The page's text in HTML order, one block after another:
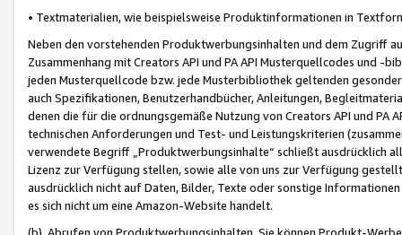
• Textmaterialien, wie beispielsweise Produktinformationen in
Neben den vorstehenden Produktwerbungsinhalten und dem Zugriff
Zusammenhang mit Creators API und PA API Musterquellcodes und
jeden Musterquellcode bzw. jede Musterbibliothek geltenden
auch Spezifikationen, Benutzerhandbücher, Anleitungen,
denen die für die ordnungsgemäße Nutzung von Creators API und PA
technischen Anforderungen und Test- und Leistungskriterien
verwendete Begriff „Produktwerbungsinhalte“ schließt ausdrücklich
Lizenz zur Verfügung stellen, sowie alle von uns zur Verfügung
ausdrücklich nicht auf Daten, Bilder, Texte oder sonstige
es sich nicht um eine Amazon-Website handelt.
(b) Abrufen von Produktwerbungsinhalten. Sie können Produkt-